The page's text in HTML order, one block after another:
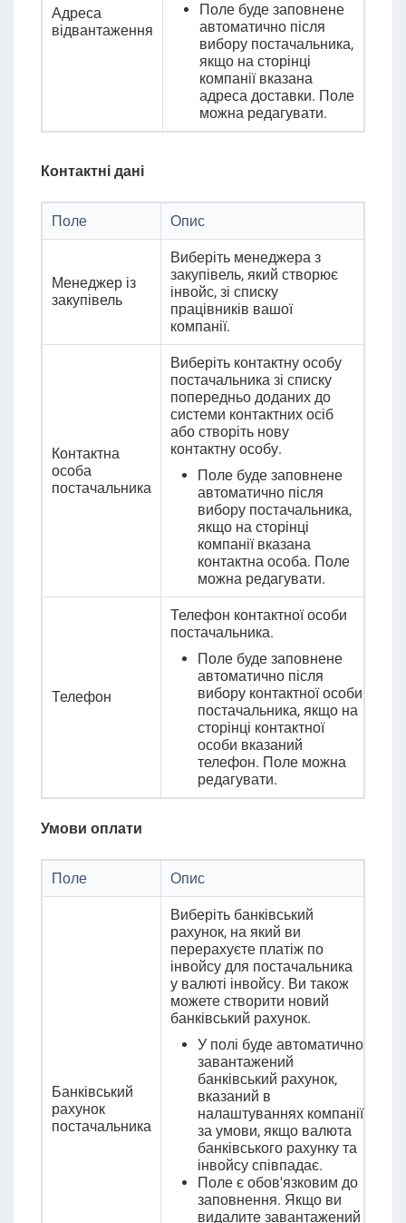
Адреса
відвантаження
Поле буде заповнене
автоматично після
вибору постачальника,
якщо на сторінці
компанії вказана
адреса доставки. Поле
можна редагувати.
Контактні дані
Поле Опис
Менеджер із
закупівель
Виберіть менеджера з
закупівель, який створює
інвойс, зі списку
працівників вашої
компанії.
Контактна
особа
постачальника
Виберіть контактну особу
постачальника зі списку
попередньо доданих до
системи контактних осіб
або створіть нову
контактну особу.
Поле буде заповнене
автоматично після
вибору постачальника,
якщо на сторінці
компанії вказана
контактна особа. Поле
можна редагувати.
Телефон
Телефон контактної особи
постачальника.
Поле буде заповнене
автоматично після
вибору контактної особи
постачальника, якщо на
сторінці контактної
особи вказаний
телефон. Поле можна
редагувати.
Умови оплати
Поле Опис
Банківський
рахунок
постачальника
Виберіть банківський
рахунок, на який ви
перерахуєте платіж по
інвойсу для постачальника
у валюті інвойсу. Ви також
можете створити новий
банківський рахунок.
У полі буде автоматично
завантажений
банківський рахунок,
вказаний в
налаштуваннях компанії
за умови, якщо валюта
банківського рахунку та
інвойсу співпадає.
Поле є обов'язковим до
заповнення. Якщо ви
видалите завантажений